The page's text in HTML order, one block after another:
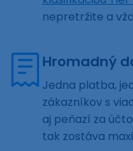
nepretržite a
Hromadný
Jedna platba,
zákazníkov s
aj peňazí za
tak zostáva